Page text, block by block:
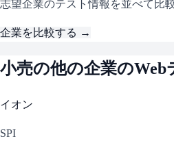
志望企業のテスト情報を並べて比
企業を比較する →
小売の他の企業のWeb
イオン
SPI